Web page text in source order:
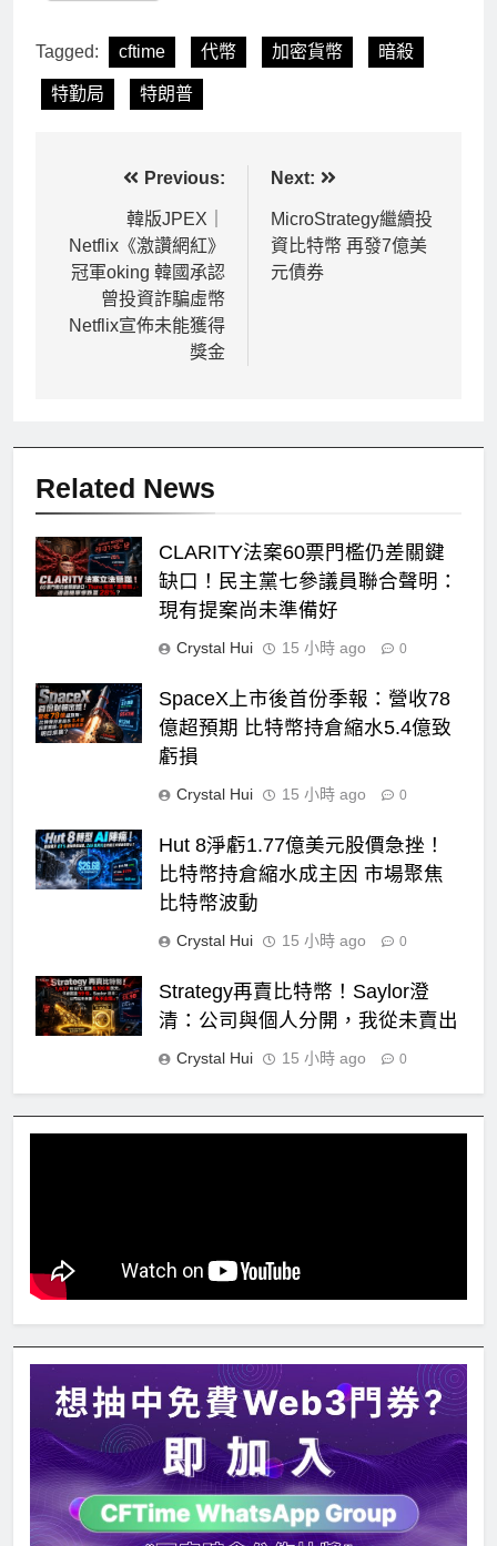
Tagged: cftime 代幣 加密貨幣 暗殺
特勤局 特朗普
導
Previous:
韓版JPEX｜
Netflix《激讚網紅》
冠軍oking 韓國承認
曾投資詐騙虛幣
Netflix宣佈未能獲得
獎金
Next:
MicroStrategy繼續投
資比特幣 再發7億美
元債券
Related News
CLARITY法案60票門檻仍差關鍵
缺口！民主黨七參議員聯合聲明：
現有提案尚未準備好
Crystal Hui 15 小時 ago 0
SpaceX上市後首份季報：營收78
億超預期 比特幣持倉縮水5.4億致
虧損
Crystal Hui 15 小時 ago 0
Hut 8淨虧1.77億美元股價急挫！
比特幣持倉縮水成主因 市場聚焦
比特幣波動
Crystal Hui 15 小時 ago 0
Strategy再賣比特幣！Saylor澄
清：公司與個人分開，我從未賣出
Crystal Hui 15 小時 ago 0